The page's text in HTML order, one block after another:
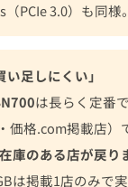
（PCIe 3.0）も同
足しにくい」
は長らく定番
価格.com掲載店
庫のある店が戻り
は掲載1店のみで